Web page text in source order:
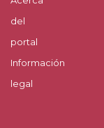
del
portal
Información
legal